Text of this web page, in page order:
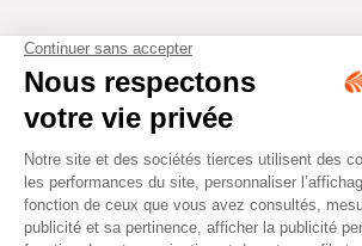
Tous droits réservés © Autobacs